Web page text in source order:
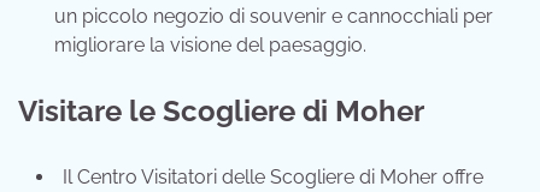
un piccolo negozio di souvenir e cannocchiali per
migliorare la visione del paesaggio.
Visitare le Scogliere di Moher
Il Centro Visitatori delle Scogliere di Moher offre